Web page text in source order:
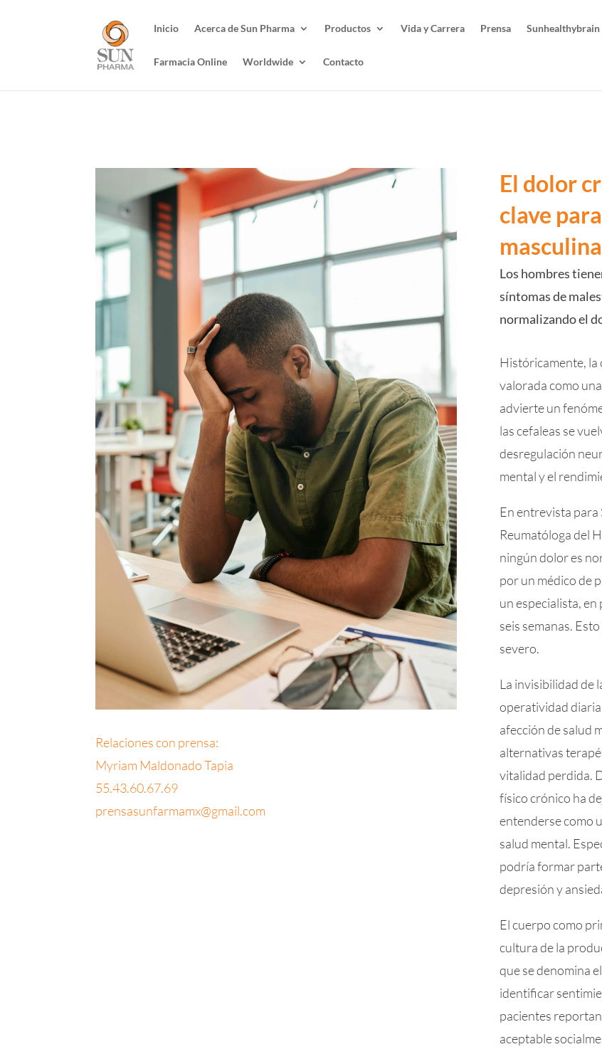
Inicio Acerca de Sun Pharma Productos Vida y Carrera Prensa Sunhealthybrain
Farmacia Online Worldwide Contacto
Relaciones con prensa:
Myriam Maldonado Tapia
55.43.60.67.69
prensasunfarmamx@gmail.com
El dolor
clave
Los hombres
síntomas de
normalizando el
Históricamente, la
valorada como
advierte un
las cefaleas se
desregulación
mental y el
En entrevista para
Reumatóloga del
ningún dolor es
por un médico de
un especialista,
seis semanas.
severo.
La invisibilidad de
operatividad
afección de salud
alternativas
vitalidad perdida.
físico crónico ha
entenderse como
salud mental.
podría formar
depresión y
El cuerpo como
cultura de la
que se denomina
identificar
pacientes
aceptable